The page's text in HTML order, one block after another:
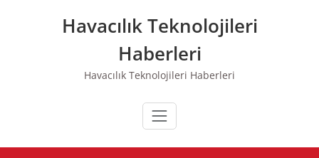
Havacılık Teknolojileri
Haberleri
Havacılık Teknolojileri Haberleri